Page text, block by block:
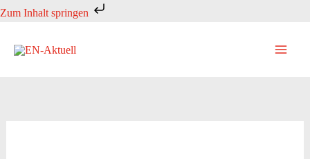
Zum Inhalt springen
Zum
springen